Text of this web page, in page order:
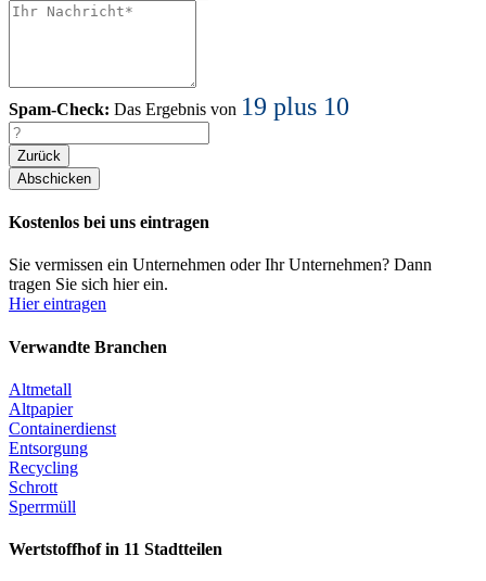
Spam-Check: Das Ergebnis von 19 plus 10
Zurück
Kostenlos bei uns eintragen
Sie vermissen ein Unternehmen oder Ihr Unternehmen? Dann
tragen Sie sich hier ein.
Hier eintragen
Verwandte Branchen
Altmetall
Altpapier
Containerdienst
Entsorgung
Recycling
Schrott
Sperrmüll
Wertstoffhof in 11 Stadtteilen